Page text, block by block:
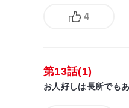
4
第13話(1)
お人好しは長所でも